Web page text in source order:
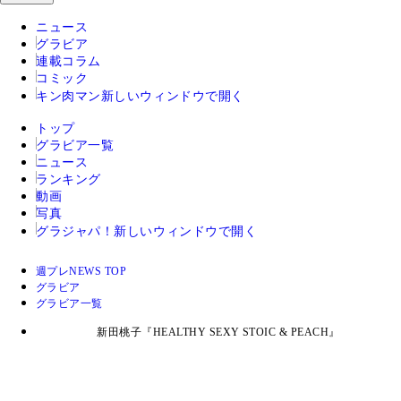
ニュース
グラビア
連載コラム
コミック
キン肉マン 新しいウィンドウで開く
トップ
グラビア一覧
ニュース
ランキング
動画
写真
グラジャパ！ 新しいウィンドウで開く
週プレNEWS TOP
グラビア
グラビア一覧
新田桃子『HEALTHY SEXY STOIC & PEACH』